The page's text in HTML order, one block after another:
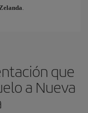
que
a Nueva